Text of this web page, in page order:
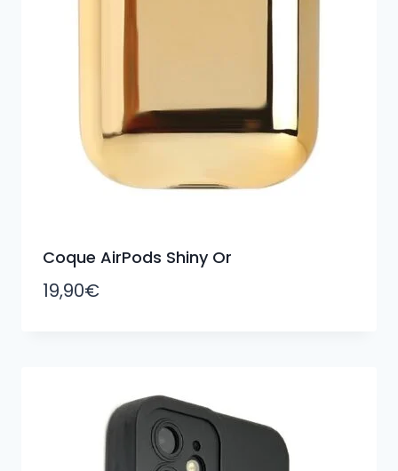
Coque AirPods Shiny Or
19,90€